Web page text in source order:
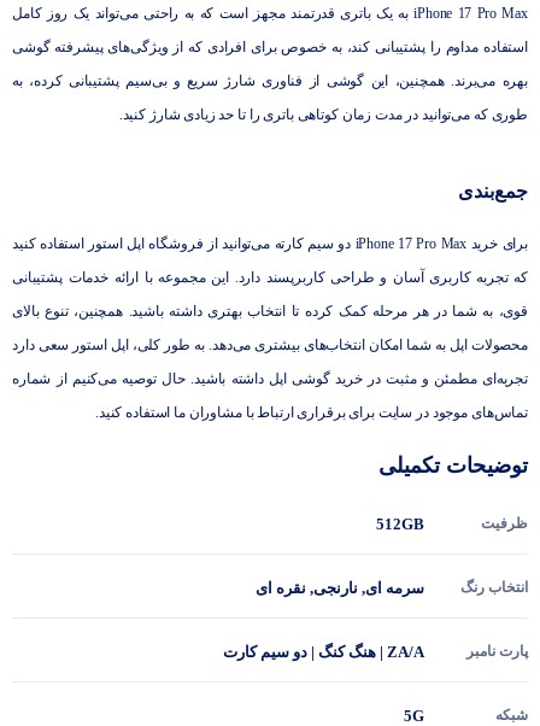
iPhone 17 Pro Max به یک باتری قدرتمند مجهز است که به‌ راحتی می‌تواند یک روز کامل
استفاده مداوم را پشتیبانی کند، به خصوص برای افرادی که از ویژگی‌های پیشرفته گوشی
بهره می‌برند. همچنین، این گوشی از فناوری شارژ سریع و بی‌سیم پشتیبانی کرده، به
طوری که می‌توانید در مدت زمان کوتاهی باتری را تا حد زیادی شارژ کنید.
جمع‌بندی
برای خرید iPhone 17 Pro Max دو سیم کارته می‌توانید از فروشگاه اپل استور استفاده کنید
که تجربه کاربری آسان و طراحی کاربرپسند دارد. این مجموعه با ارائه خدمات پشتیبانی
قوی، به شما در هر مرحله کمک کرده تا انتخاب بهتری داشته باشید. همچنین، تنوع بالای
محصولات اپل به شما امکان انتخاب‌های بیشتری می‌دهد. به ‌طور کلی، اپل استور سعی دارد
تجربه‌ای مطمئن و مثبت در خرید گوشی اپل داشته باشید. حال توصیه می‌کنیم از شماره
تماس‌های موجود در سایت برای برقراری ارتباط با مشاوران ما استفاده کنید.
توضیحات تکمیلی
ظرفیت 512GB
انتخاب رنگ سرمه ای, نارنجی, نقره ای
پارت نامبر ZA/A | هنگ کنگ | دو سیم کارت
شبکه 5G